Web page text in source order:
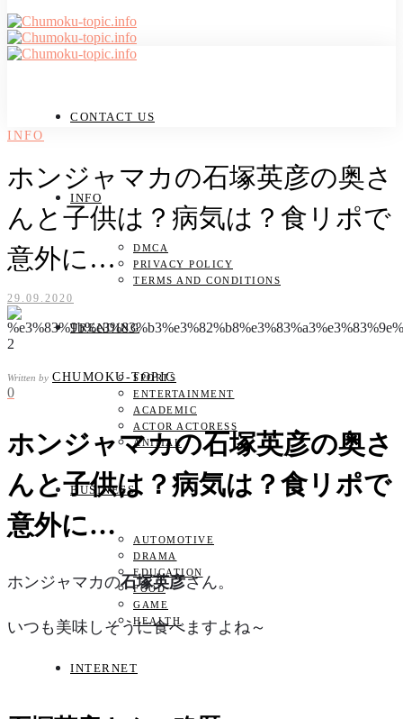
CONTACT US
INFO
DMCA
PRIVACY POLICY
TERMS AND CONDITIONS
TRENDING
SPORTS
ENTERTAINMENT
ACADEMIC
ACTOR ACTORESS
ANIMAL
BUSINESS
AUTOMOTIVE
DRAMA
EDUCATION
FOOD
GAME
HEALTH
INTERNET
INFO
ホンジャマカの石塚英彦の奥さ
んと子供は？病気は？食リポで
意外に…
29.09.2020
Written by CHUMOKU-TOPIC
0
ホンジャマカの石塚英彦の奥さ
んと子供は？病気は？食リポで
意外に…
ホンジャマカの石塚英彦さん。
いつも美味しそうに食べますよね～